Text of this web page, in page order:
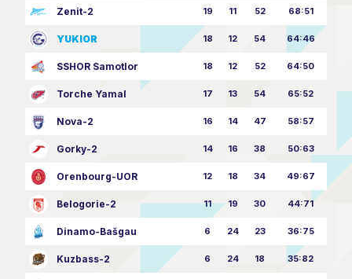
Zenit-2 19 11 52 68:51
YUKIOR 18 12 54 64:46
SSHOR Samotlor 18 12 52 64:50
Torche Yamal 17 13 54 65:52
Nova-2 16 14 47 58:57
Gorky-2 14 16 38 50:63
Orenbourg-UOR 12 18 34 49:67
Belogorie-2 11 19 30 44:71
Dinamo-Bašgau 6 24 23 36:75
Kuzbass-2 6 24 18 35:82